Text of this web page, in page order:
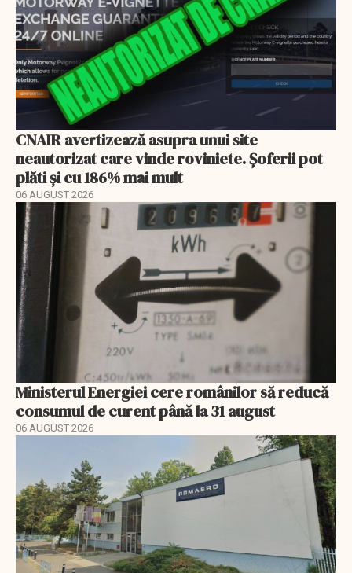
CNAIR avertizează asupra unui site
neautorizat care vinde roviniete. Șoferii pot
plăti și cu 186% mai mult
06 AUGUST 2026
Ministerul Energiei cere românilor să reducă
consumul de curent până la 31 august
06 AUGUST 2026